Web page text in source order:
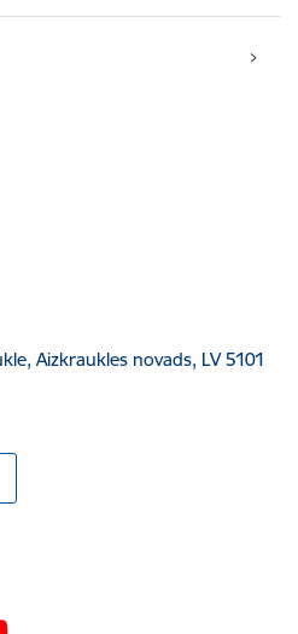
Aizkraukles novads, LV 5101